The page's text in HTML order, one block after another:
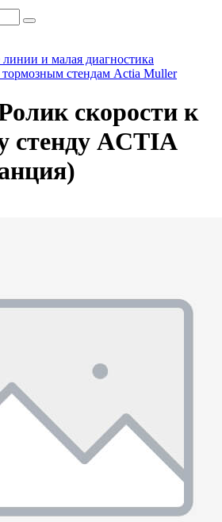
и малая диагностика
тормозным стендам Actia Muller
скорости к
стенду ACTIA